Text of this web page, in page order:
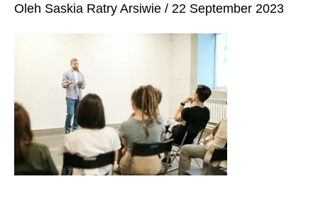
Oleh Saskia Ratry Arsiwie / 22 September 2023